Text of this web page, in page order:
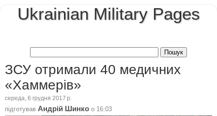
Ukrainian Military Pages
ЗСУ отримали 40 медичних
«Хаммерів»
середа, 6 грудня 2017 р.
підготував Андрій Шинко о 16:03